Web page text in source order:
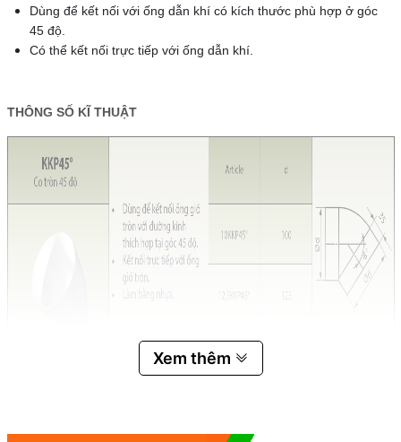
Dùng để kết nối với ống dẫn khí có kích thước phù hợp ở góc
45 độ.
Có thể kết nối trực tiếp với ống dẫn khí.
THÔNG SỐ KĨ THUẬT
Xem thêm